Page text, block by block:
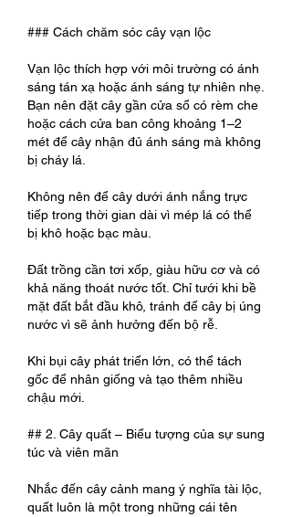
### Cách chăm sóc cây vạn lộc
Vạn lộc thích hợp với môi trường có ánh
sáng tán xạ hoặc ánh sáng tự nhiên nhẹ.
Bạn nên đặt cây gần cửa sổ có rèm che
hoặc cách cửa ban công khoảng 1–2
mét để cây nhận đủ ánh sáng mà không
bị cháy lá.
Không nên để cây dưới ánh nắng trực
tiếp trong thời gian dài vì mép lá có thể
bị khô hoặc bạc màu.
Đất trồng cần tơi xốp, giàu hữu cơ và có
khả năng thoát nước tốt. Chỉ tưới khi bề
mặt đất bắt đầu khô, tránh để cây bị úng
nước vì sẽ ảnh hưởng đến bộ rễ.
Khi bụi cây phát triển lớn, có thể tách
gốc để nhân giống và tạo thêm nhiều
chậu mới.
## 2. Cây quất – Biểu tượng của sự sung
túc và viên mãn
Nhắc đến cây cảnh mang ý nghĩa tài lộc,
quất luôn là một trong những cái tên